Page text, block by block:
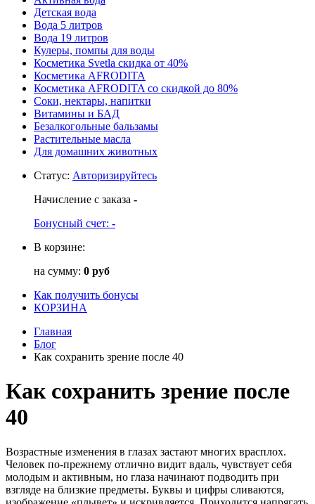
Детская вода
Вода 5 литров
Вода 19 литров
Кулеры, помпы для воды
Косметика Svetla скидка от 40%
Косметика AFRODITA
Косметика AFRODITA со скидкой до 80%
Соки, нектары, напитки
Витамины и БАД
Безалкогольные бальзамы
Растительные масла
Для домашних животных
Статус: Авторизируйтесь
Начисление с заказа -
Бонусный счет: -
В корзине:
на сумму: 0 руб
Как получить бонусы
КОРЗИНА
Главная
Блог
Как сохранить зрение после 40
Как сохранить зрение после
40
Возрастные изменения в глазах застают многих врасплох.
Человек по-прежнему отлично видит вдаль, чувствует себя
молодым и активным, но глаза начинают подводить при
взгляде на близкие предметы. Буквы и цифры сливаются,